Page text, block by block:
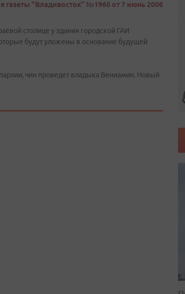
газеты "Владивосток" №1960 от 7 июнь 2006
столице у здания городской ГАИ
будут уложены в основание будущей
чин проведет владыка Вениамин. Новый